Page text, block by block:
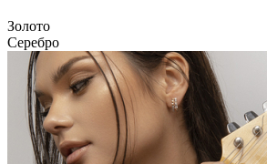
Золото
Серебро